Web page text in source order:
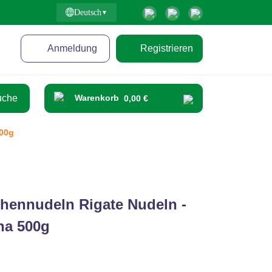
Deutsch
Registrieren
Anmeldung
Warenkorb 0,00 €
Rigate Nudeln -
500g